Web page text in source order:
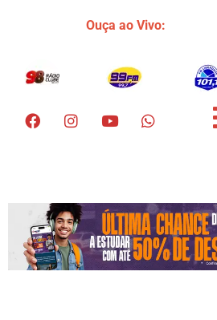
Ouça ao Vivo: